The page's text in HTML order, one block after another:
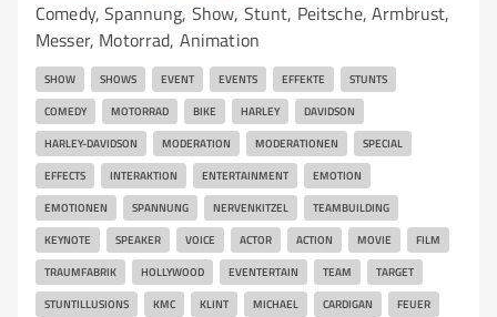
Comedy, Spannung, Show, Stunt, Peitsche, Armbrust,
Messer, Motorrad, Animation
SHOW SHOWS EVENT EVENTS EFFEKTE STUNTS
COMEDY MOTORRAD BIKE HARLEY DAVIDSON
HARLEY-DAVIDSON MODERATION MODERATIONEN SPECIAL
EFFECTS INTERAKTION ENTERTAINMENT EMOTION
EMOTIONEN SPANNUNG NERVENKITZEL TEAMBUILDING
KEYNOTE SPEAKER VOICE ACTOR ACTION MOVIE FILM
TRAUMFABRIK HOLLYWOOD EVENTERTAIN TEAM TARGET
STUNTILLUSIONS KMC KLINT MICHAEL CARDIGAN FEUER